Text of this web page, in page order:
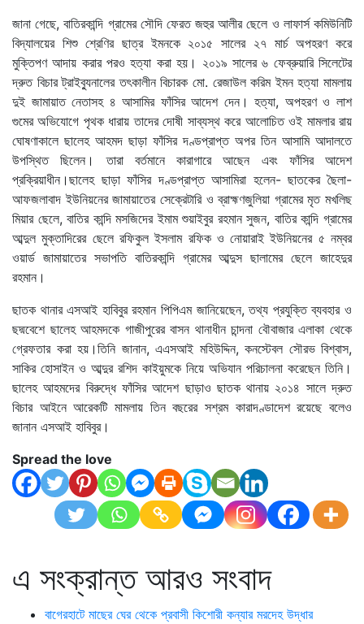
জানা গেছে, বাতিরকান্দি গ্রামের সৌদি ফেরত জহুর আলীর ছেলে ও লাফার্স কমিউনিটি
বিদ্যালয়ের শিশু শ্রেণির ছাত্র ইমনকে ২০১৫ সালের ২৭ মার্চ অপহরণ করে
মুক্তিপণ আদায় করার পরও হত্যা করা হয়। ২০১৯ সালের ৬ ফেব্রুয়ারি সিলেটের
দ্রুত বিচার ট্রাইব্যুনালের তৎকালীন বিচারক মো. রেজাউল করিম ইমন হত্যা মামলায়
দুই জামায়াত নেতাসহ ৪ আসামির ফাঁসির আদেশ দেন। হত্যা, অপহরণ ও লাশ
গুমের অভিযোগে পৃথক ধারায় তাদের দোষী সাব্যস্থ করে আলোচিত ওই মামলার রায়
ঘোষণাকালে ছালেহ আহমদ ছাড়া ফাঁসির দণ্ডপ্রাপ্ত অপর তিন আসামি আদালতে
উপস্থিত ছিলেন। তারা বর্তমানে কারাগারে আছেন এবং ফাঁসির আদেশ
প্রক্রিয়াধীন।ছালেহ ছাড়া ফাঁসির দণ্ডপ্রাপ্ত আসামিরা হলেন- ছাতকের ছৈলা-
আফজলাবাদ ইউনিয়নের জামায়াতের সেক্রেটারি ও ব্রাহ্মণজুলিয়া গ্রামের মৃত মখলিছ
মিয়ার ছেলে, বাতির কান্দি মসজিদের ইমাম শুয়াইবুর রহমান সুজন, বাতির কান্দি গ্রামের
আব্দুল মুক্তাদিরের ছেলে রফিকুল ইসলাম রফিক ও নোয়ারাই ইউনিয়নের ৫ নম্বর
ওয়ার্ড জামায়াতের সভাপতি বাতিরকান্দি গ্রামের আব্দুস ছালামের ছেলে জাহেদুর
রহমান।
ছাতক থানার এসআই হাবিবুর রহমান পিপিএম জানিয়েছেন, তথ্য প্রযুক্তি ব্যবহার ও
ছদ্মবেশে ছালেহ আহমদকে গাজীপুরের বাসন থানাধীন চান্দনা বৌবাজার এলাকা থেকে
গ্রেফতার করা হয়।তিনি জানান, এএসআই মহিউদ্দিন, কনস্টেবল সৌরভ বিশ্বাস,
সাকির হোসাইন ও আব্দুর রশিদ কাইয়ুমকে নিয়ে অভিযান পরিচালনা করেছেন তিনি।
ছালেহ আহমদের বিরুদ্ধে ফাঁসির আদেশ ছাড়াও ছাতক থানায় ২০১৪ সালে দ্রুত
বিচার আইনে আরেকটি মামলায় তিন বছরের সশ্রম কারাদণ্ডাদেশ রয়েছে বলেও
জানান এসআই হাবিবুর।
Spread the love
এ সংক্রান্ত আরও সংবাদ
বাগেরহাটে মাছের ঘের থেকে প্রবাসী কিশোরী কন্যার মরদেহ উদ্ধার